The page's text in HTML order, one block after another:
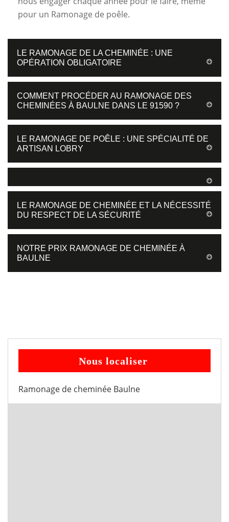
pour un Ramonage de poêle.
LE RAMONAGE DE LA CHEMINÉE : UNE
OPÉRATION OBLIGATOIRE
COMMENT PROCÉDER AU RAMONAGE DES
CHEMINÉES À BAULNE DANS LE 91590 ?
LE RAMONAGE DE POÊLE : UNE SPÉCIALITÉ DE
ARTISAN LOBRY
LE RAMONAGE DE CHEMINÉE ET LA NÉCESSITÉ
DU RESPECT DE LA SÉCURITÉ
NOTRE PRIX RAMONAGE DE CHEMINÉE À
BAULNE
Nous localiser
Ramonage de cheminée Baulne